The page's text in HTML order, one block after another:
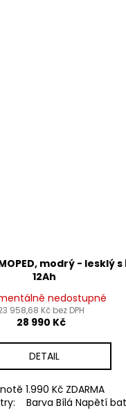
MOPED, modrý - lesklý
12Ah
nedostupné
958,68 Kč bez DPH
28 990 Kč
DETAIL
1.990 Kč ZDARMA
Barva Bílá Napětí